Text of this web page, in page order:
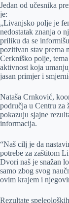
Jedan od učesnika
je:
„Livanjsko polje je
nedostatak znanja o
priliku da se
pozitivan stav prema
Cerkniško polje,
aktivnost koja
jasan primjer i
Nataša Crnković,
područja u Centru za
pokazuju sjajne
informacija.
“Naš cilj je da
potrebe za zaštitom
Dvori naš je snažan
samo zbog svog
ovim krajem i
Rezultate